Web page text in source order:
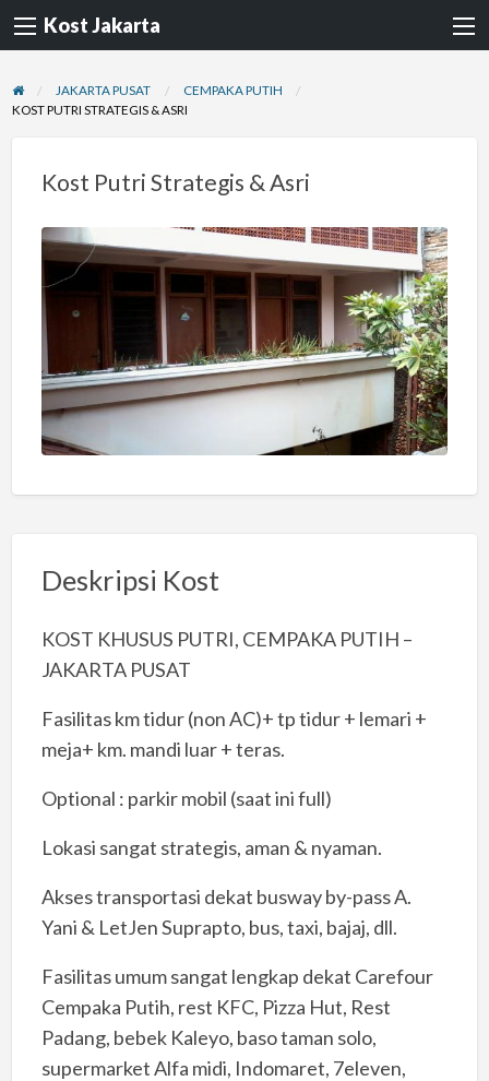
Kost Jakarta
JAKARTA PUSAT
CEMPAKA PUTIH
KOST PUTRI STRATEGIS & ASRI
Kost Putri Strategis & Asri
Deskripsi Kost
KOST KHUSUS PUTRI, CEMPAKA PUTIH –
JAKARTA PUSAT
Fasilitas km tidur (non AC)+ tp tidur + lemari +
meja+ km. mandi luar + teras.
Optional : parkir mobil (saat ini full)
Lokasi sangat strategis, aman & nyaman.
Akses transportasi dekat busway by-pass A.
Yani & LetJen Suprapto, bus, taxi, bajaj, dll.
Fasilitas umum sangat lengkap dekat Carefour
Cempaka Putih, rest KFC, Pizza Hut, Rest
Padang, bebek Kaleyo, baso taman solo,
supermarket Alfa midi, Indomaret, 7eleven,